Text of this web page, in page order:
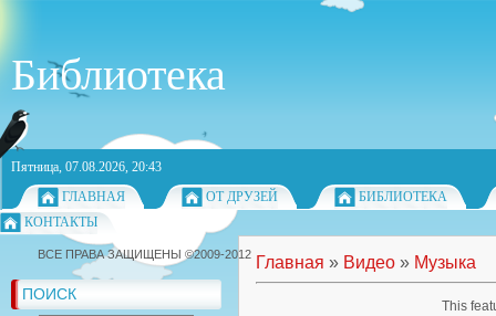
Библиотека
Пятница, 07.08.2026, 20:43
ГЛАВНАЯ
ОТ ДРУЗЕЙ
БИБЛИОТЕКА
КОНТАКТЫ
ПОИСК
Главная » Видео » Музыка
ВСЕ ПРАВА ЗАЩИЩЕНЫ ©2009-2012
This